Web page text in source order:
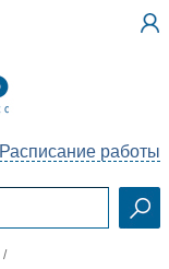
Расписание работы
/